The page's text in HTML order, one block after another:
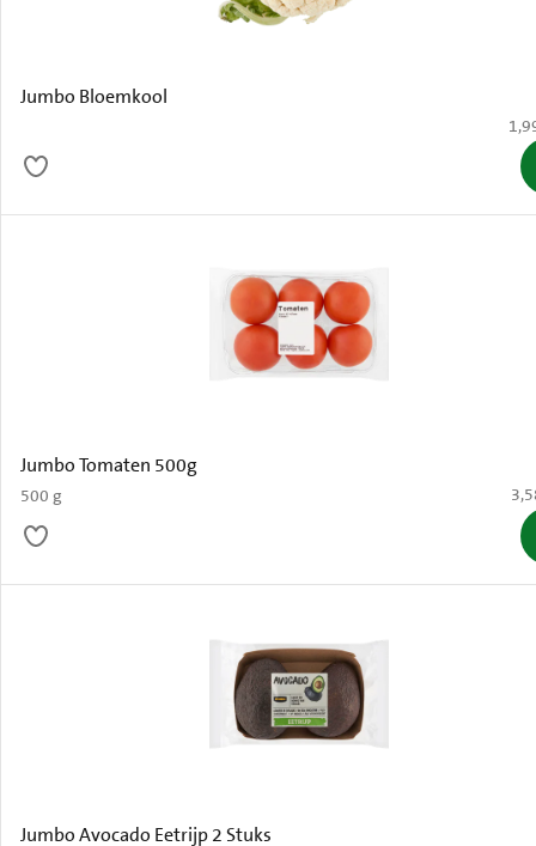
Jumbo Bloemkool
€
Jumbo Tomaten 500g
500 g €
Jumbo Avocado Eetrijp 2 Stuks